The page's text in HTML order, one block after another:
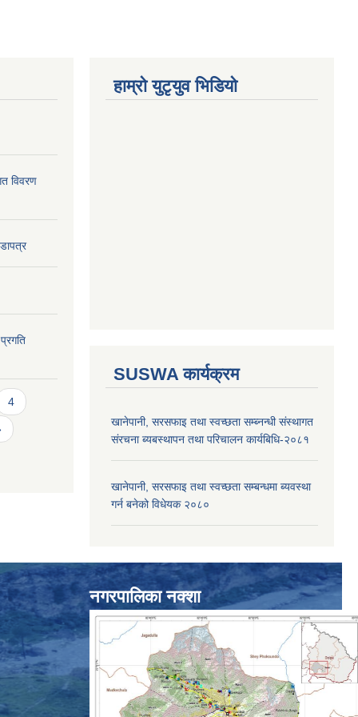
विवरण
4
हाम्राे युटृयुव भिडियाे
SUSWA कार्यक्रम
खानेपानी, सरसफाइ तथा स्वच्छता सम्ब्नन्धी संस्थागत
संरचना ब्यबस्थापन तथा परिचालन कार्यबिधि-२०८१
खानेपानी, सरसफाइ तथा स्वच्छता सम्बन्धमा ब्यवस्था
गर्न बनेको विधेयक २०८०
नगरपालिका नक्शा